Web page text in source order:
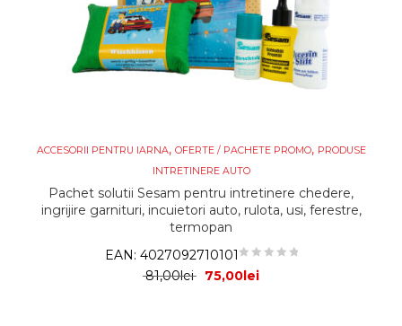
ACCESORII PENTRU IARNA, OFERTE / PACHETE PROMO, PRODUSE
INTRETINERE AUTO
Pachet solutii Sesam pentru intretinere chedere,
ingrijire garnituri, incuietori auto, rulota, usi, ferestre,
termopan
EAN: 4027092710101
81,00lei Prețul inițial a fost: 81,00lei.
75,00leiPrețul curent este: